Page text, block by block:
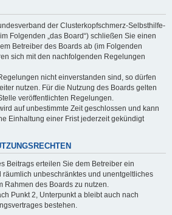
der Clusterkopfschmerz-Selbsthilfe-
Folgenden „das Board“) schließen Sie einen
Betreiber des Boards ab (im Folgenden
sich mit den nachfolgenden Regelungen
nicht einverstanden sind, so dürfen
nutzen. Für die Nutzung des Boards gelten
veröffentlichten Regelungen.
auf unbestimmte Zeit geschlossen und kann
Einhaltung einer Frist jederzeit gekündigt
Beitrags erteilen Sie dem Betreiber ein
räumlich unbeschränktes und unentgeltliches
Rahmen des Boards zu nutzen.
Punkt 2, Unterpunkt a bleibt auch nach
bestehen.